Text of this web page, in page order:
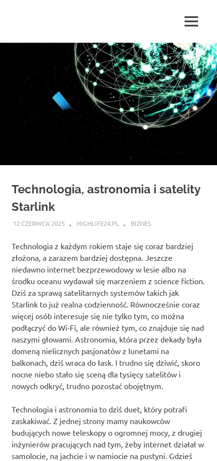
MENU
Technologia, astronomia i satelity
Starlink
12 CZERWCA 2025 HIGHLIFE24.PL BIZNES
Technologia z każdym rokiem staje się coraz bardziej
złożona, a zarazem bardziej dostępna. Jeszcze
niedawno internet bezprzewodowy w lesie albo na
środku oceanu wydawał się marzeniem z science fiction.
Dziś za sprawą satelitarnych systemów takich jak
Starlink to już realna codzienność. Równocześnie coraz
więcej osób interesuje się nie tylko tym, co można
podłączyć do Wi-Fi, ale również tym, co znajduje się nad
naszymi głowami. Astronomia, która przez dekady była
domeną nielicznych pasjonatów z lunetami na
balkonach, dziś wraca do łask. I trudno się dziwić, skoro
nocne niebo stało się sceną dla tysięcy satelitów i
nowych odkryć, trudno pozostać obojętnym.
Technologia i astronomia to dziś duet, który potrafi
zaskakiwać. Z jednej strony mamy naukowców
budujących nowe teleskopy o ogromnej mocy, z drugiej
inżynierów pracujących nad tym, żeby internet działał w
samolocie, na jachcie i w namiocie na pustyni. Gdzieś